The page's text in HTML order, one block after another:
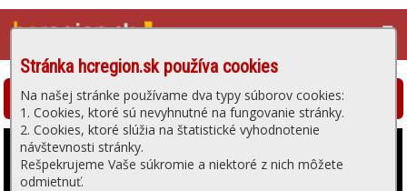
☰
Stránka hcregion.sk používa cookies
Na našej stránke používame dva typy súborov cookies:
1. Cookies, ktoré sú nevyhnutné na fungovanie stránky.
2. Cookies, ktoré slúžia na štatistické vyhodnotenie
návštevnosti stránky.
Rešpekrujeme Vaše súkromie a niektoré z nich môžete
odmietnuť.
Hlohovská televízia - prehrávanie videa